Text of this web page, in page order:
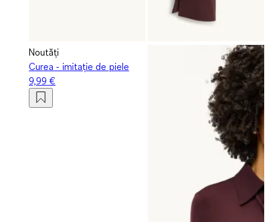
Noutăți
Curea - imitație de piele
9,99 €